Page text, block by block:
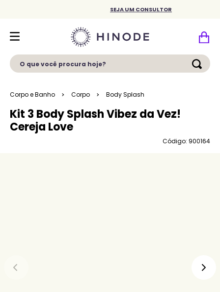
SEJA UM CONSULTOR
O que você procura hoje?
Corpo e Banho Corpo Body Splash
Kit 3 Body Splash Vibez da Vez!
Cereja Love
Código: 900164